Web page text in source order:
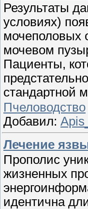
Результаты
условиях)
мочеполовых
мочевом
Пациенты,
стандартной
Пчеловодство
Добавил:
Лечение
Прополис
жизненных
идентична